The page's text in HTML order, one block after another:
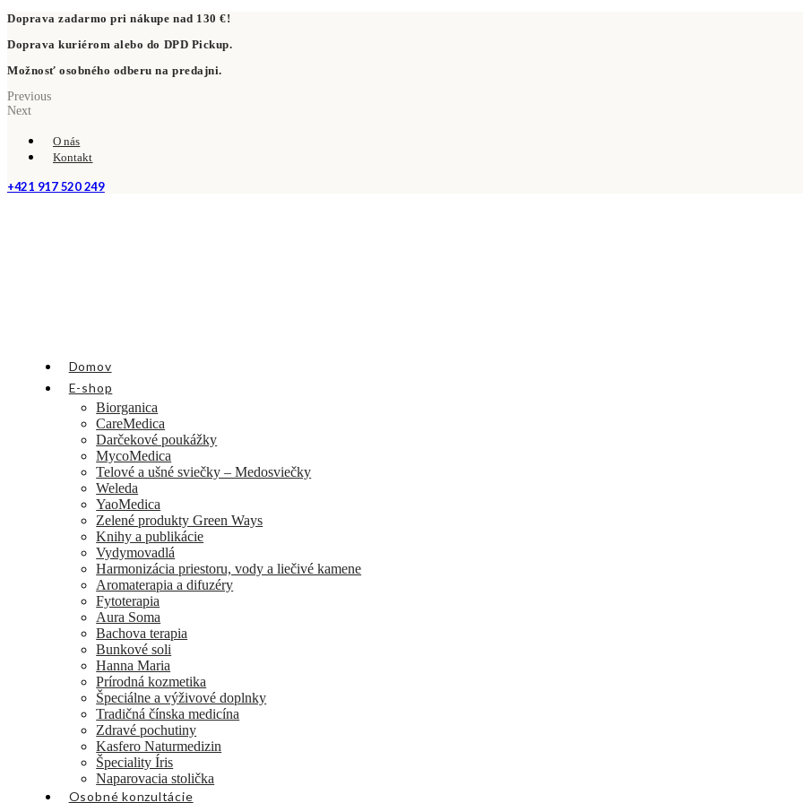
Doprava zadarmo pri nákupe nad 130 €!
Doprava kuriérom alebo do DPD Pickup.
Možnosť osobného odberu na predajni.
Previous
Next
O nás
Kontakt
+421 917 520 249
Domov
E-shop
Biorganica
CareMedica
Darčekové poukážky
MycoMedica
Telové a ušné sviečky – Medosviečky
Weleda
YaoMedica
Zelené produkty Green Ways
Knihy a publikácie
Vydymovadlá
Harmonizácia priestoru, vody a liečivé kamene
Aromaterapia a difuzéry
Fytoterapia
Aura Soma
Bachova terapia
Bunkové soli
Hanna Maria
Prírodná kozmetika
Špeciálne a výživové doplnky
Tradičná čínska medicína
Zdravé pochutiny
Kasfero Naturmedizin
Špeciality Íris
Naparovacia stolička
Osobné konzultácie